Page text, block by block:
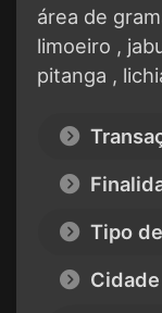
área de
limoeiro ,
pitanga ,
Tipo
Cidade